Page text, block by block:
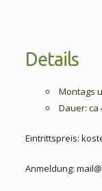
Details
Montags
Dauer: ca
Eintrittspreis:
Anmeldung: